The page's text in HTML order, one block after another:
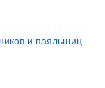
и паяльщиц